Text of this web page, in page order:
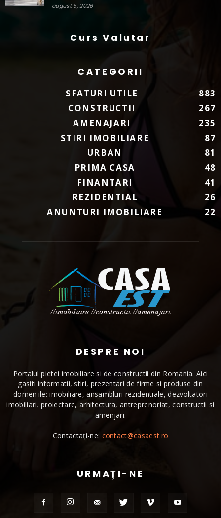
august 5, 2026
Curs Valutar
CATEGORII
SFATURI UTILE
883
CONSTRUCTII
267
AMENAJARI
235
STIRI IMOBILIARE
87
URBAN
81
PRIMA CASA
48
FINANTARI
41
REZIDENTIAL
26
ANUNTURI IMOBILIARE
22
DESPRE NOI
Portalul pietei imobiliare si de constructii din Romania. Aici
gasiti informatii, stiri, prezentari de firme si produse din
domeniile: imobiliare, ansambluri rezidentiale, dezvoltatori
imobiliari, proiectare, arhitectura, antreprenoriat, constructii si
amenjari.
Contactați-ne: contact@casaest.ro
URMAȚI-NE